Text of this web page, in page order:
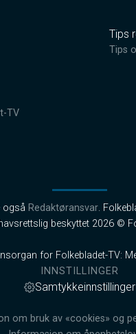
TV
Tips
Tips
også Redaktøransvar.
beskyttet 2026 ©
for Folkebladet-TV:
INNSTILLINGER
Samtykkeinnstillinger
om bruk av «cookies» og